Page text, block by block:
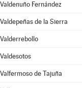
Valdenuño Fernández
Valdepeñas de la Sierra
Valderrebollo
Valdesotos
Valfermoso de Tajuña